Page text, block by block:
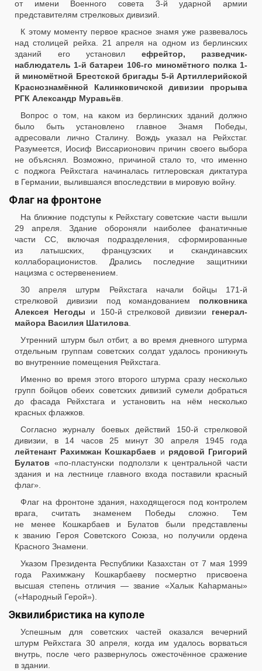
от имени Военного совета 3-й ударной армии
представителям стрелковых дивизий.
К этому моменту первое красное знамя уже развевалось
над столицей рейха. 21 апреля на одном из берлинских
зданий его установил ефрейтор, разведчик-
наблюдатель 1-й батареи 106-го миномётного полка 1-
й миномётной Брестской бригады 5-й Артиллерийской
Краснознамённой Калинковичской дивизии прорыва
РГК Александр Муравьёв
Вопрос о том, на каком из берлинских зданий должно
было быть установлено главное Знамя Победы,
адресовали лично Сталину. Вождь указал на Рейхстаг.
Разумеется, Иосиф Виссарионович причин своего выбора
не объяснял. Возможно, причиной стало то, что именно
с поджога Рейхстага начиналась гитлеровская диктатура
в Германии, вылившаяся впоследствии в мировую войну.
Флаг на фронтоне
На ближние подступы к Рейхстагу советские части вышли
29 апреля. Здание обороняли наиболее фанатичные
части СС, включая подразделения, сформированные
из латышских, французских и скандинавских
коллаборационистов. Дрались последние защитники
нацизма с остервенением.
30 апреля штурм Рейхстага начали бойцы 171-й
стрелковой дивизии под командованием полковника
Алексея Негоды и 150-й стрелковой дивизии генерал-
майора Василия Шатилова
Утренний штурм был отбит, а во время дневного штурма
отдельным группам советских солдат удалось проникнуть
во внутренние помещения Рейхстага.
Именно во время этого второго штурма сразу несколько
групп бойцов обеих советских дивизий сумели добраться
до фасада Рейхстага и установить на нём несколько
красных флажков.
Согласно журналу боевых действий 150-й стрелковой
дивизии, в 14 часов 25 минут 30 апреля 1945 года
лейтенант Рахимжан Кошкарбаев и рядовой Григорий
Булатов «по-пластунски подползли к центральной части
здания и на лестнице главного входа поставили красный
флаг».
Флаг на фронтоне здания, находящегося под контролем
врага, считать знаменем Победы сложно. Тем
не менее Кошкарбаев и Булатов были представлены
к званию Героя Советского Союза, но получили ордена
Красного Знамени.
Указом Президента Республики Казахстан от 7 мая 1999
года Рахимжану Кошкарбаеву посмертно присвоена
высшая степень отличия — звание «Халык Каhарманы»
(«Народный Герой»).
Эквилибристика на куполе
Успешным для советских частей оказался вечерний
штурм Рейхстага 30 апреля, когда им удалось ворваться
внутрь, после чего развернулось ожесточённое сражение
в здании.